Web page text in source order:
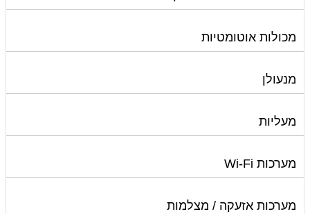
מכולות אוטומטיות
מנעולן
מעליות
מערכות Wi-Fi
מערכות אזעקה / מצלמות